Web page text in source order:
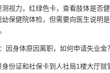
视力，红绿色卡，查看肢体是否
幼保健院体检，但需要向医生说明
因身体原因离职，如何申请失业金？
身份证和社保卡到人社局1楼大厅